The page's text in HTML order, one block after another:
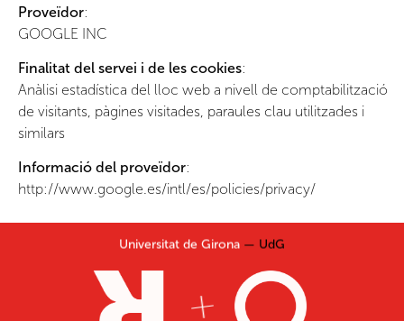
Proveïdor:
GOOGLE INC
Finalitat del servei i de les cookies:
Anàlisi estadística del lloc web a nivell de comptabilització
de visitants, pàgines visitades, paraules clau utilitzades i
similars
Informació del proveïdor:
http://www.google.es/intl/es/policies/privacy/
Universitat de Girona — UdG